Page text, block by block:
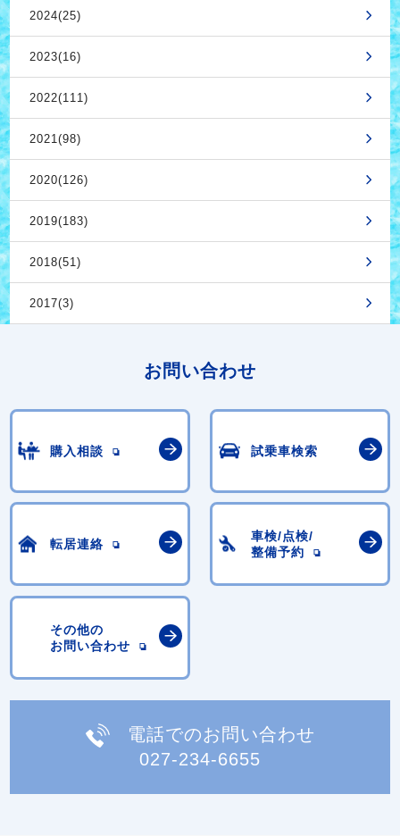
2024(25)
2023(16)
2022(111)
2021(98)
2020(126)
2019(183)
2018(51)
2017(3)
お問い合わせ
購入相談 試乗車検索
転居連絡
車検/点検/
整備予約
その他の
お問い合わせ
電話でのお問い合わせ
027-234-6655